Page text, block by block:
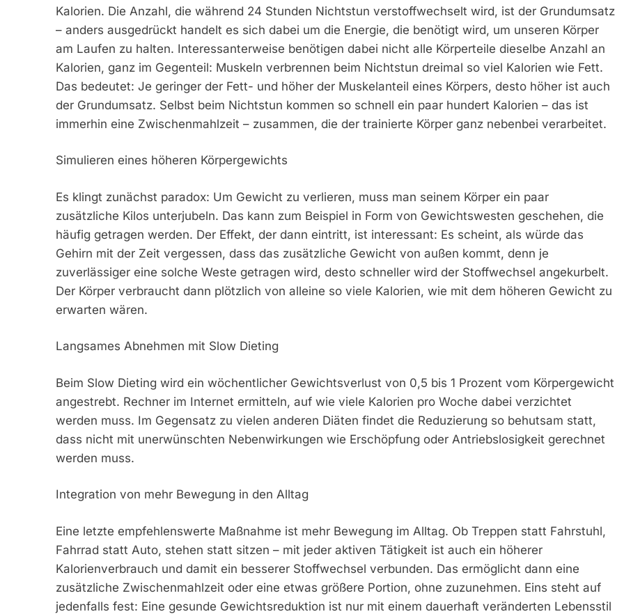
Kalorien. Die Anzahl, die während 24 Stunden Nichtstun verstoffwechselt wird, ist der Grundumsatz
– anders ausgedrückt handelt es sich dabei um die Energie, die benötigt wird, um unseren Körper
am Laufen zu halten. Interessanterweise benötigen dabei nicht alle Körperteile dieselbe Anzahl an
Kalorien, ganz im Gegenteil: Muskeln verbrennen beim Nichtstun dreimal so viel Kalorien wie Fett.
Das bedeutet: Je geringer der Fett- und höher der Muskelanteil eines Körpers, desto höher ist auch
der Grundumsatz. Selbst beim Nichtstun kommen so schnell ein paar hundert Kalorien – das ist
immerhin eine Zwischenmahlzeit – zusammen, die der trainierte Körper ganz nebenbei verarbeitet.
Simulieren eines höheren Körpergewichts
Es klingt zunächst paradox: Um Gewicht zu verlieren, muss man seinem Körper ein paar
zusätzliche Kilos unterjubeln. Das kann zum Beispiel in Form von Gewichtswesten geschehen, die
häufig getragen werden. Der Effekt, der dann eintritt, ist interessant: Es scheint, als würde das
Gehirn mit der Zeit vergessen, dass das zusätzliche Gewicht von außen kommt, denn je
zuverlässiger eine solche Weste getragen wird, desto schneller wird der Stoffwechsel angekurbelt.
Der Körper verbraucht dann plötzlich von alleine so viele Kalorien, wie mit dem höheren Gewicht zu
erwarten wären.
Langsames Abnehmen mit Slow Dieting
Beim Slow Dieting wird ein wöchentlicher Gewichtsverlust von 0,5 bis 1 Prozent vom Körpergewicht
angestrebt. Rechner im Internet ermitteln, auf wie viele Kalorien pro Woche dabei verzichtet
werden muss. Im Gegensatz zu vielen anderen Diäten findet die Reduzierung so behutsam statt,
dass nicht mit unerwünschten Nebenwirkungen wie Erschöpfung oder Antriebslosigkeit gerechnet
werden muss.
Integration von mehr Bewegung in den Alltag
Eine letzte empfehlenswerte Maßnahme ist mehr Bewegung im Alltag. Ob Treppen statt Fahrstuhl,
Fahrrad statt Auto, stehen statt sitzen – mit jeder aktiven Tätigkeit ist auch ein höherer
Kalorienverbrauch und damit ein besserer Stoffwechsel verbunden. Das ermöglicht dann eine
zusätzliche Zwischenmahlzeit oder eine etwas größere Portion, ohne zuzunehmen. Eins steht auf
jedenfalls fest: Eine gesunde Gewichtsreduktion ist nur mit einem dauerhaft veränderten Lebensstil